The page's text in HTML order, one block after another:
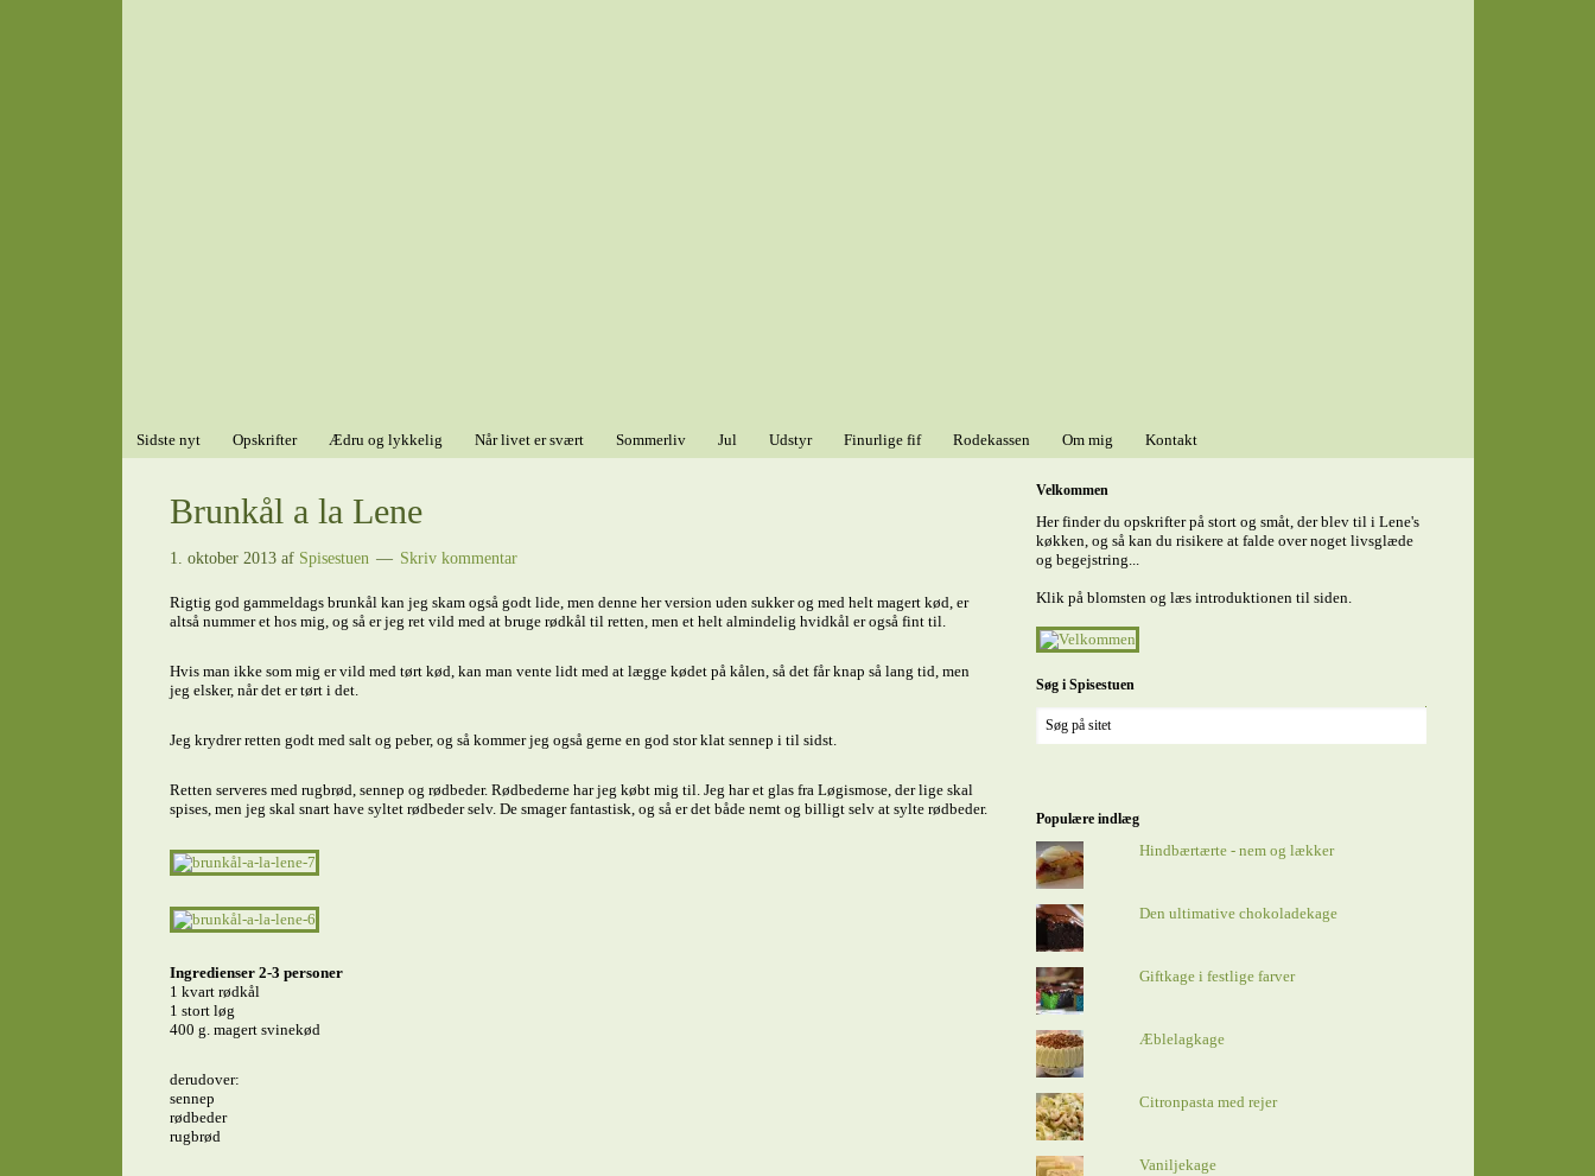
Sidste nyt Opskrifter Ædru og lykkelig Når livet er svært Sommerliv Jul Udstyr Finurlige fif Rodekassen Om mig Kontakt
Brunkål a la Lene
1. oktober 2013af Spisestuen Skriv kommentar
Rigtig god gammeldags brunkål kan jeg skam også godt lide, men denne her version uden sukker og med helt magert kød, er
altså nummer et hos mig, og så er jeg ret vild med at bruge rødkål til retten, men et helt almindelig hvidkål er også fint til.
Hvis man ikke som mig er vild med tørt kød, kan man vente lidt med at lægge kødet på kålen, så det får knap så lang tid, men
jeg elsker, når det er tørt i det.
Jeg krydrer retten godt med salt og peber, og så kommer jeg også gerne en god stor klat sennep i til sidst.
Retten serveres med rugbrød, sennep og rødbeder. Rødbederne har jeg købt mig til. Jeg har et glas fra Løgismose, der lige skal
spises, men jeg skal snart have syltet rødbeder selv. De smager fantastisk, og så er det både nemt og billigt selv at sylte rødbeder.
Ingredienser 2-3 personer
1 kvart rødkål
1 stort løg
400 g. magert svinekød
derudover:
sennep
rødbeder
rugbrød
Velkommen
Her finder du opskrifter på stort og småt, der blev til i Lene's
køkken, og så kan du risikere at falde over noget livsglæde
og begejstring...
Klik på blomsten og læs introduktionen til siden.
Søg i Spisestuen
Populære indlæg
Hindbærtærte - nem og lækker
Den ultimative chokoladekage
Giftkage i festlige farver
Æblelagkage
Citronpasta med rejer
Vaniljekage